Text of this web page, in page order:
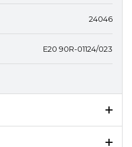
24046
E20 90R-01124/023